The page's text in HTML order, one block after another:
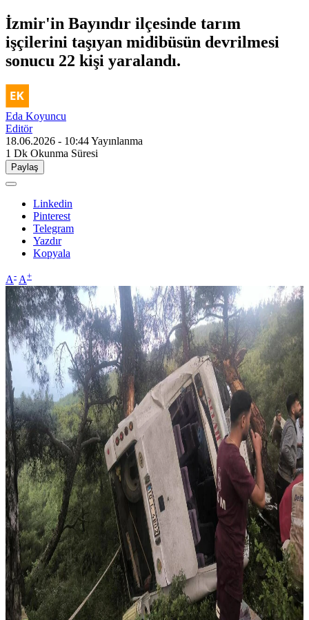
İzmir'in Bayındır ilçesinde tarım
işçilerini taşıyan midibüsün devrilmesi
sonucu 22 kişi yaralandı.
Eda Koyuncu
Editör
18.06.2026 - 10:44Yayınlanma
1 Dk Okunma Süresi
Paylaş
Linkedin
Pinterest
Telegram
Yazdır
Kopyala
A- A+